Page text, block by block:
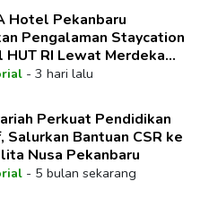
Hotel Pekanbaru
Pengalaman Staycation
HUT RI Lewat Merdeka
- 3 hari lalu
Perkuat Pendidikan
Salurkan Bantuan CSR ke
Nusa Pekanbaru
- 5 bulan sekarang